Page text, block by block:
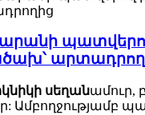
սեղանամուր,
Ամբողջությամբ